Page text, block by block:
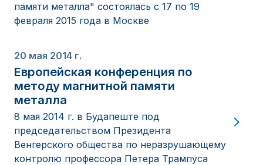
памяти металла" состоялась с 17 по 19
февраля 2015 года в Москве
20 мая 2014 г.
Европейская конференция по
методу магнитной памяти
металла
8 мая 2014 г. в Будапеште под
председательством Президента
Венгерского общества по неразрушающему
контролю профессора Петера Трампуса